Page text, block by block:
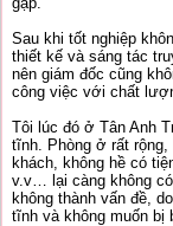
Sau khi tốt nghiệp
thiết kế và sáng tác
nên giám đốc cũng
công việc với chất
Tôi lúc đó ở Tân Anh
tĩnh. Phòng ở rất rộng,
khách, không hề có
v.v… lại càng không
không thành vấn đề,
tĩnh và không muốn bị